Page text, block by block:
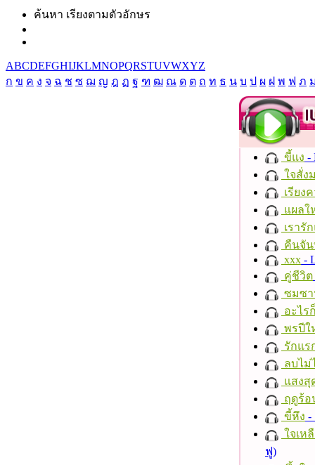
ค้นหา เรียงตามตัวอักษร
ABCDEFGHIJKLMNOPQRSTUVWXYZ
ก ข ค ง จ ฉ ช ซ ฌ ญ ฎ ฏ ฐ ฑ ฒ ณ ด ต ถ ท ธ น บ ป ผ ฝ พ ฟ ภ
ขี้แง -
ใจสั่ง
เรียง
แผลใ
เรารั
คืนจั
xxx -
คู่ชีวิต
ซมซ
อะไร
พรปีใ
รักแร
ลบไม่
แสงสุ
ฤดูร้อ
ขี้หึง -
ใจเห
ฟู)